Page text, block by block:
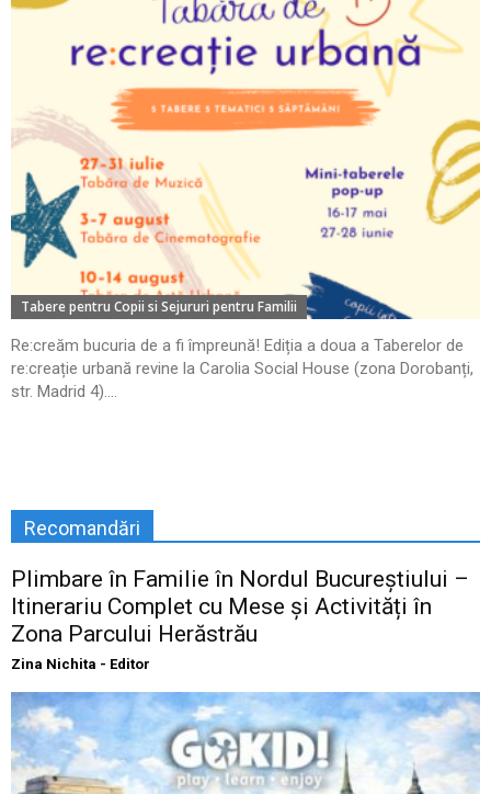
Tabere pentru Copii si Sejururi pentru Familii
Re:creăm bucuria de a fi împreună! Ediția a doua a Taberelor de
re:creație urbană revine la Carolia Social House (zona Dorobanți,
str. Madrid 4)....
Recomandări
Plimbare în Familie în Nordul Bucureștiului –
Itinerariu Complet cu Mese și Activități în
Zona Parcului Herăstrău
Zina Nichita - Editor